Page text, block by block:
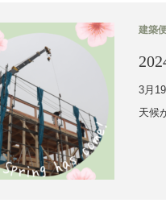
建築
3月
天候